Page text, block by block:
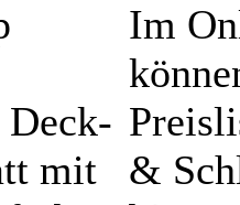
Deck-
mit
Im
&